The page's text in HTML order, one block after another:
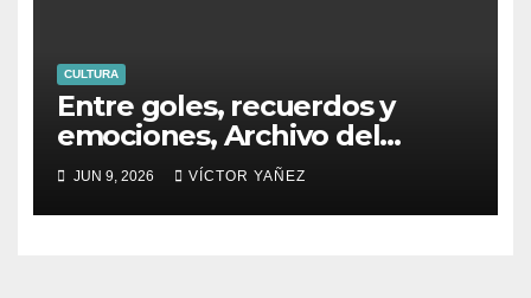
CULTURA
Entre goles, recuerdos y
emociones, Archivo del
PJEdomex inauguró
exposición
JUN 9, 2026 VÍCTOR YAÑEZ